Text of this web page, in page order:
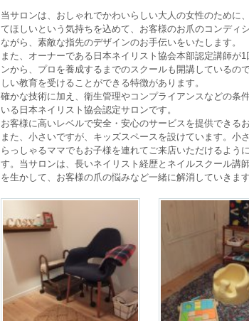
当サロンは、おしゃれでかわいらしい大人の女性のために
てほしいという気持ちを込めて、お客様のお爪のコンディ
ながら、素敵な指先のデザインのお手伝いをいたします。
また、オーナーである日本ネイリスト協会本部認定講師が1
ンから、プロを養成するまでのスクールも開講しているの
しい教育を受けることができる特徴があります。
確かな技術に加え、衛生管理やコンプライアンスなどの条
いる日本ネイリスト協会認定サロンです。
お客様に高いレベルで安全・安心のサービスを提供できるお
また、小さいですが、キッズスペースを設けています。小
らっしゃるママでもお子様を連れてご来店いただけるよう
す。当サロンは、長いネイリスト経歴とネイルスクール講
を生かして、お客様の爪の悩みなど一緒に解消していきます